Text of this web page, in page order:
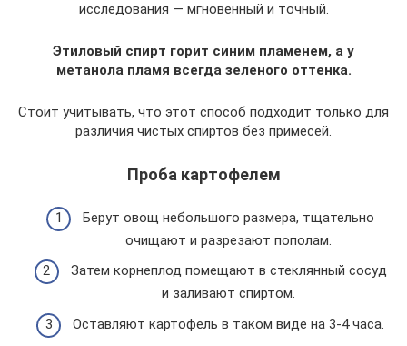
исследования — мгновенный и точный.
Этиловый спирт горит синим пламенем, а у
метанола пламя всегда зеленого оттенка.
Стоит учитывать, что этот способ подходит только для
различия чистых спиртов без примесей.
Проба картофелем
Берут овощ небольшого размера, тщательно
очищают и разрезают пополам.
Затем корнеплод помещают в стеклянный сосуд
и заливают спиртом.
Оставляют картофель в таком виде на 3-4 часа.